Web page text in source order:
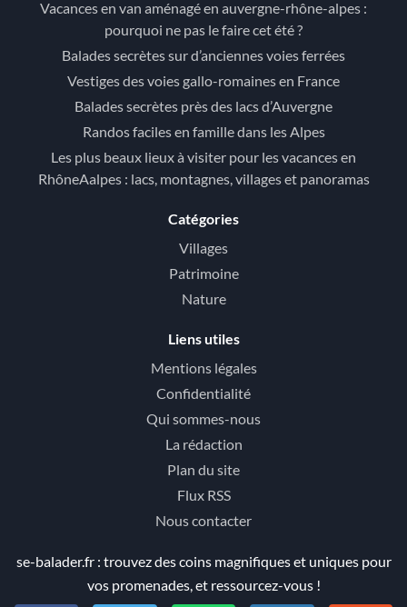
Vacances en van aménagé en auvergne-rhône-alpes :
pourquoi ne pas le faire cet été ?
Balades secrètes sur d’anciennes voies ferrées
Vestiges des voies gallo-romaines en France
Balades secrètes près des lacs d’Auvergne
Randos faciles en famille dans les Alpes
Les plus beaux lieux à visiter pour les vacances en
RhôneAalpes : lacs, montagnes, villages et panoramas
Catégories
Villages
Patrimoine
Nature
Liens utiles
Mentions légales
Confidentialité
Qui sommes-nous
La rédaction
Plan du site
Flux RSS
Nous contacter
se-balader.fr : trouvez des coins magnifiques et uniques pour
vos promenades, et ressourcez-vous !